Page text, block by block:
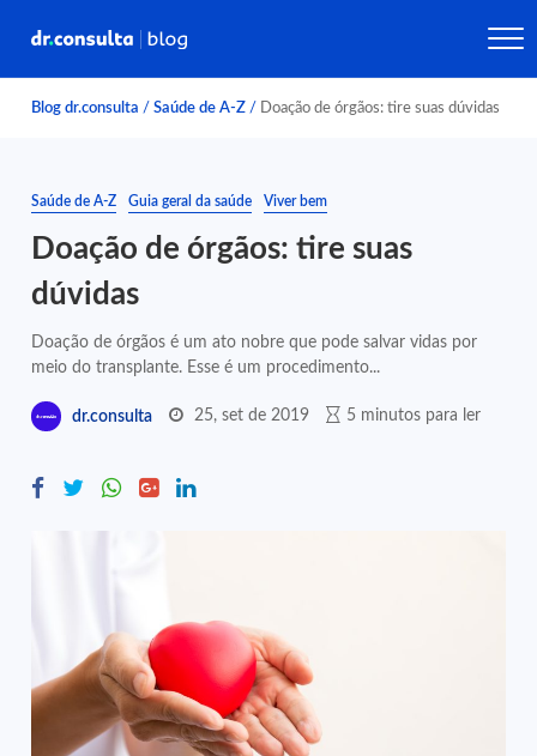
Blog dr.consulta / Saúde de A-Z / Doação de órgãos: tire suas dúvidas
Saúde de A-Z Guia geral da saúde Viver bem
Doação de órgãos: tire suas
dúvidas
Doação de órgãos é um ato nobre que pode salvar vidas por
meio do transplante. Esse é um procedimento...
dr.consulta 25, set de 2019 5 minutos para ler